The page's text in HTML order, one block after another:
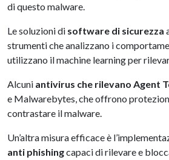
di questo malware.
Le soluzioni di software di sicurezza
strumenti che analizzano i
utilizzano il machine learning per
Alcuni antivirus che rilevano Agent
e Malwarebytes, che offrono
contrastare il malware.
Un’altra misura efficace è
anti phishingcapaci di rilevare e